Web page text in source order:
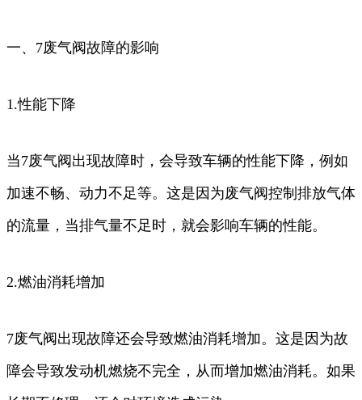
一、7废气阀故障的影响
1.性能下降
当7废气阀出现故障时，会导致车辆的性能下降，例如
加速不畅、动力不足等。这是因为废气阀控制排放气体
的流量，当排气量不足时，就会影响车辆的性能。
2.燃油消耗增加
7废气阀出现故障还会导致燃油消耗增加。这是因为故
障会导致发动机燃烧不完全，从而增加燃油消耗。如果